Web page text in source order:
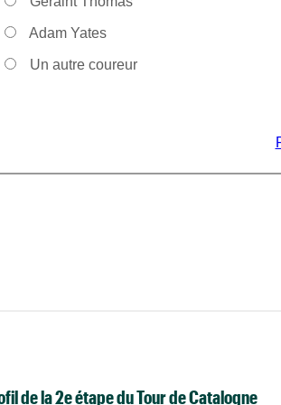
Adam Yates
Un autre coureur
de la 2e étape du Tour de Catalogne